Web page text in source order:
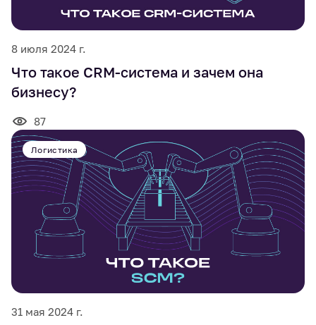
8 июля 2024 г.
Что такое CRM-система и зачем она
бизнесу?
87
Логистика
31 мая 2024 г.